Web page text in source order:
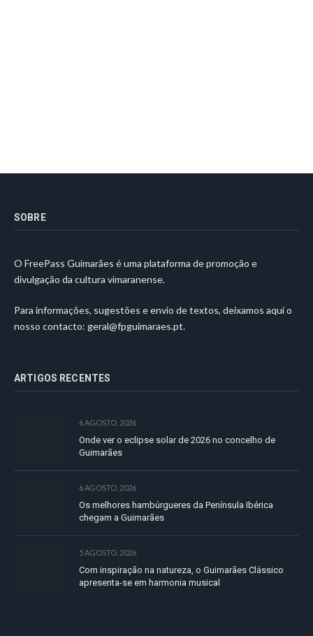
SOBRE
O FreePass Guimarães é uma plataforma de promoção e
divulgação da cultura vimaranense.
Para informações, sugestões e envio de textos, deixamos aqui o
nosso contacto: geral@fpguimaraes.pt.
ARTIGOS RECENTES
6 AGOSTO, 2026
Onde ver o eclipse solar de 2026 no concelho de
Guimarães
6 AGOSTO, 2026
Os melhores hambúrgueres da Península Ibérica
chegam a Guimarães
5 AGOSTO, 2026
Com inspiração na natureza, o Guimarães Clássico
apresenta-se em harmonia musical